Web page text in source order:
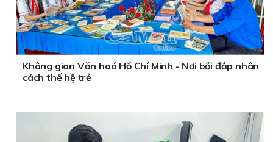
Không gian Văn hoá Hồ Chí Minh - Nơi bồi đắp nhân
cách thế hệ trẻ